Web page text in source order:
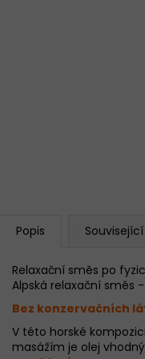
Popis
Relaxační směs po
Alpská relaxační směs
Bez konzervačních
V této horské
masážím je olej